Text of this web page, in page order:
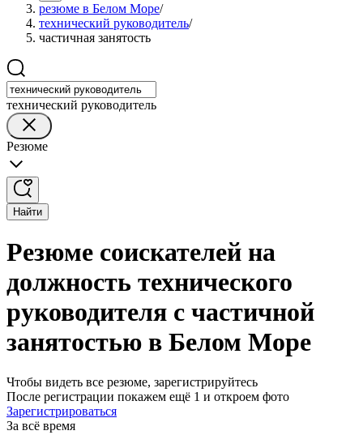
резюме в Белом Море/
технический руководитель/
частичная занятость
технический руководитель
Резюме
Найти
Резюме соискателей на
должность технического
руководителя с частичной
занятостью в Белом Море
Чтобы видеть все резюме, зарегистрируйтесь
После регистрации покажем ещё 1 и откроем фото
Зарегистрироваться
За всё время